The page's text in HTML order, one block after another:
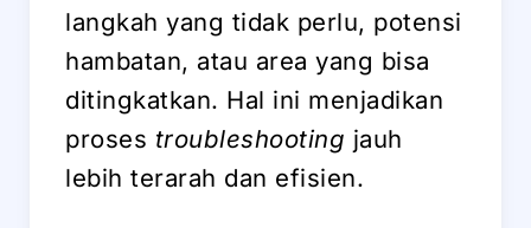
langkah yang tidak perlu, potensi
hambatan, atau area yang bisa
ditingkatkan. Hal ini menjadikan
proses troubleshooting jauh
lebih terarah dan efisien.